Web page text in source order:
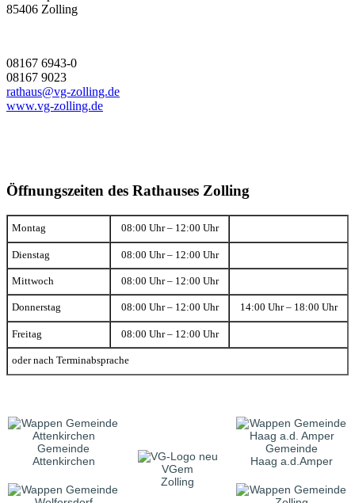
85406 Zolling
08167 6943-0
08167 9023
rathaus@vg-zolling.de
www.vg-zolling.de
Öffnungszeiten des Rathauses Zolling
Montag 08:00 Uhr – 12:00 Uhr
Dienstag 08:00 Uhr – 12:00 Uhr
Mittwoch 08:00 Uhr – 12:00 Uhr
Donnerstag 08:00 Uhr – 12:00 Uhr 14:00 Uhr – 18:00 Uhr
Freitag 08:00 Uhr – 12:00 Uhr
oder nach Terminabsprache
Gemeinde
Attenkirchen
VGem
Zolling
Gemeinde
Haag a.d.Amper